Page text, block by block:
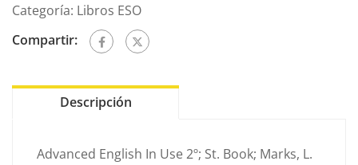
Categoría: Libros ESO
Compartir:
Descripción
Advanced English In Use 2º; St. Book; Marks, L.